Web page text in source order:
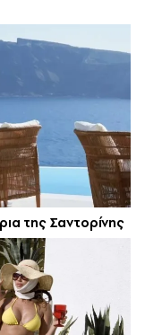
της Σαντορίνης